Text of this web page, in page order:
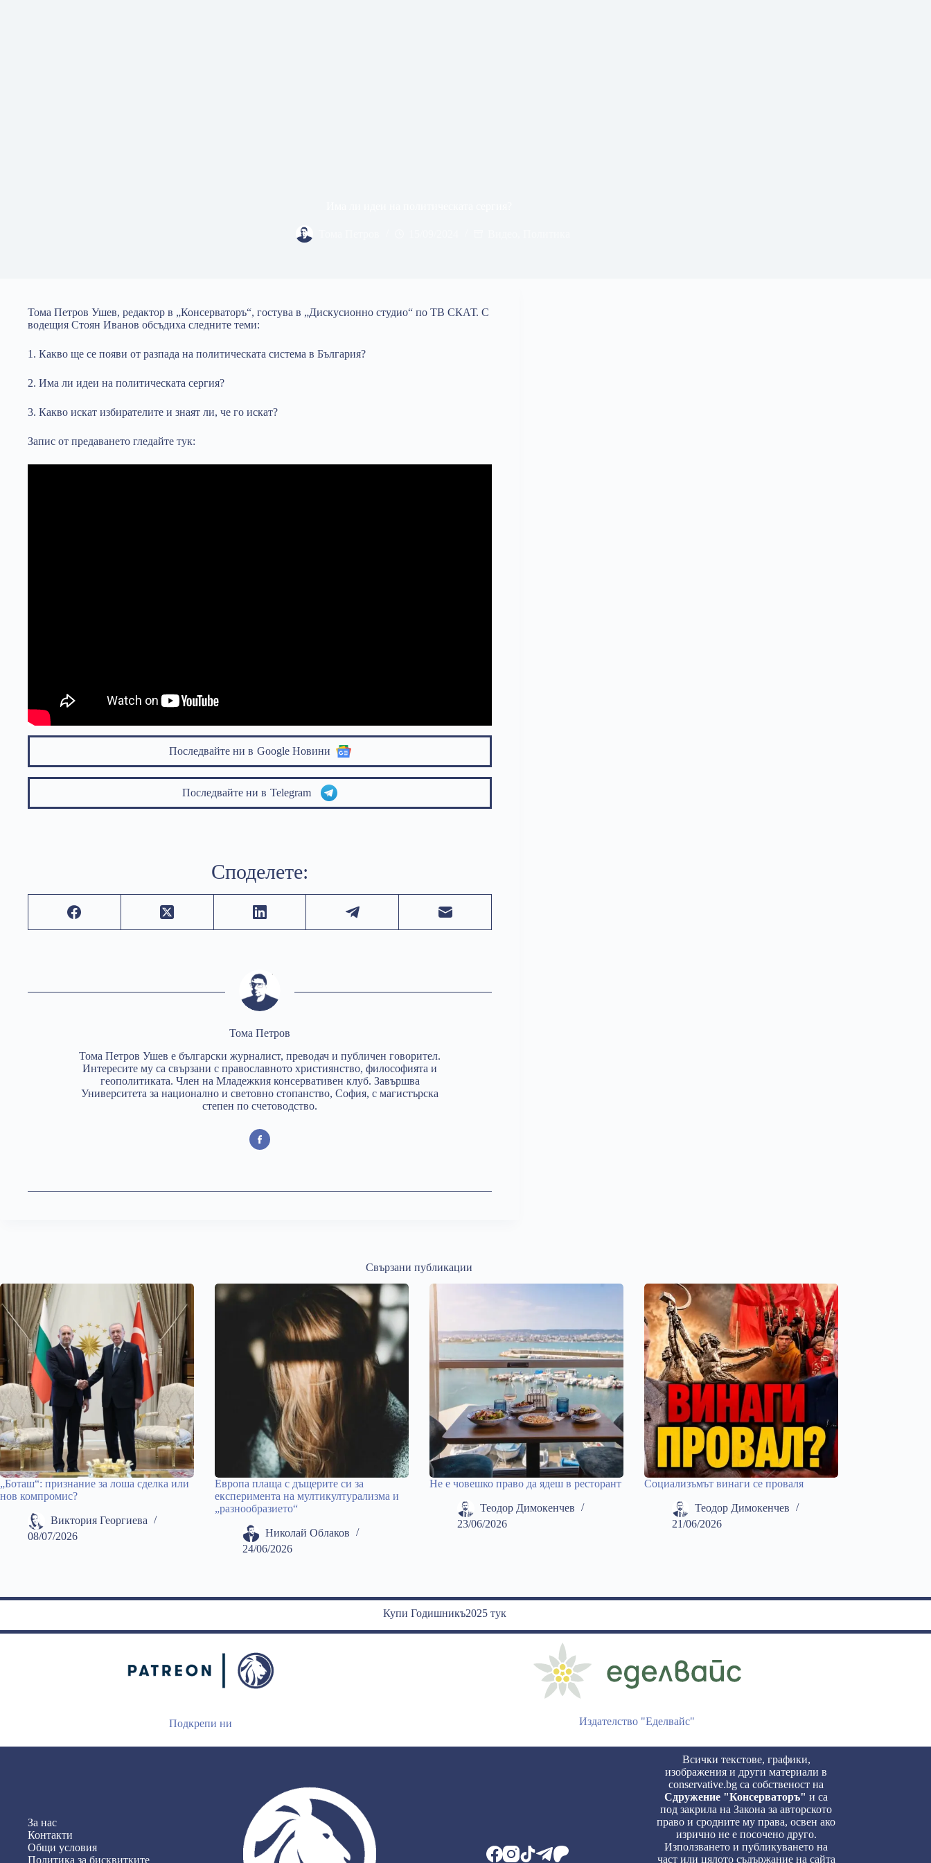
Тома Петров Ушев, редактор в „Консерваторъ“, гостува в „Дискусионно студио“ по ТВ СКАТ. С
водещия Стоян Иванов обсъдиха следните теми:
1. Какво ще се появи от разпада на политическата система в България?
2. Има ли идеи на политическата сергия?
3. Какво искат избирателите и знаят ли, че го искат?
Запис от предаването гледайте тук:
Последвайте ни в Google Новини
Последвайте ни в Telegram
Споделете:
Тома Петров
Тома Петров Ушев е български журналист, преводач и публичен говорител.
Интересите му са свързани с православното християнство, философията и
геополитиката. Член на Младежкия консервативен клуб. Завършва
Университета за национално и световно стопанство, София, с магистърска
степен по счетоводство.
Свързани публикации
„Боташ“: признание за лоша сделка или
нов компромис?
Виктория Георгиева
08/07/2026
Европа плаща с дъщерите си за
експеримента на мултикултурализма и
„разнообразието“
Николай Облаков
24/06/2026
Не е човешко право да ядеш в ресторант
Теодор Димокенчев
23/06/2026
Социализъмът винаги се проваля
Теодор Димокенчев
21/06/2026
Купи Годишникъ2025 тук
Подкрепи ни Издателство "Еделвайс"
За нас
Контакти
Общи условия
Политика за бисквитките
Всички текстове, графики,
изображения и други материали в
conservative.bg са собственост на
Сдружение "Консерваторъ" и са
под закрила на Закона за авторското
право и сродните му права, освен ако
изрично не е посочено друго.
Използването и публикуването на
част или цялото съдържание на сайта